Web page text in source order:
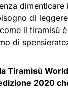
di
il tiramisù
di
Tiramisù
2020